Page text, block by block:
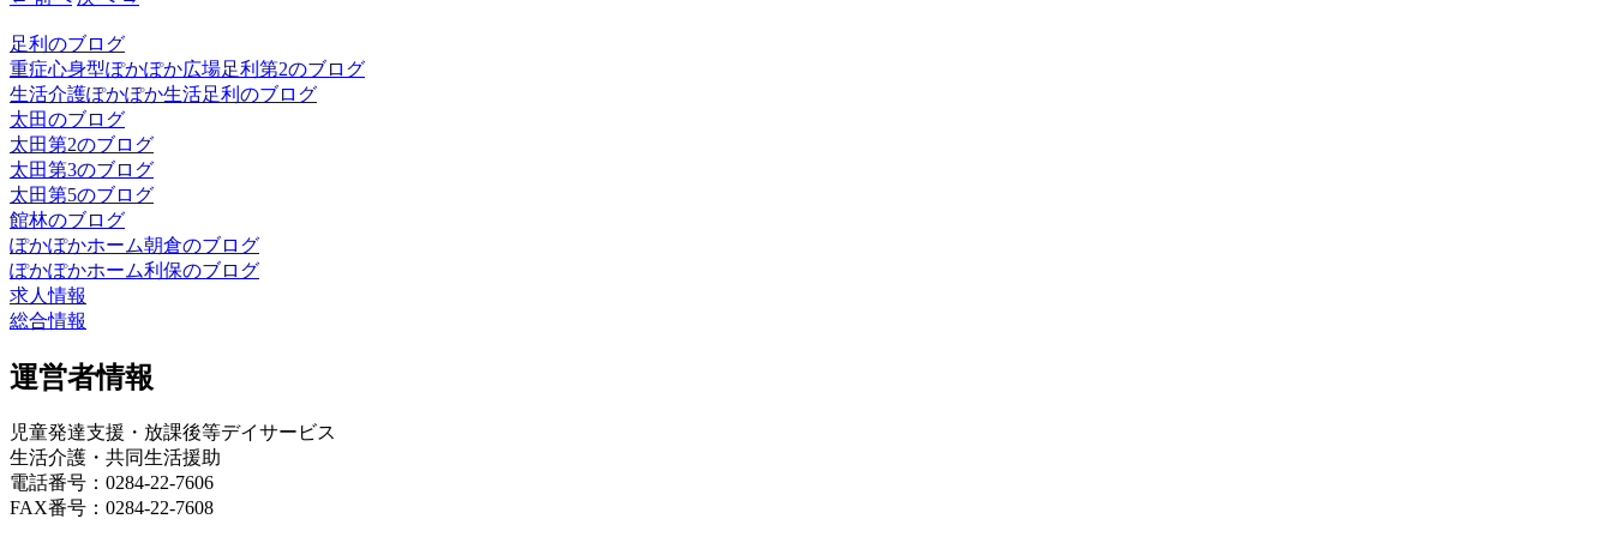
足利のブログ
重症心身型ぽかぽか広場足利第2のブログ
生活介護ぽかぽか生活足利のブログ
太田のブログ
太田第2のブログ
太田第3のブログ
太田第5のブログ
館林のブログ
ぽかぽかホーム朝倉のブログ
ぽかぽかホーム利保のブログ
求人情報
総合情報
運営者情報
児童発達支援・放課後等デイサービス
生活介護・共同生活援助
電話番号：0284-22-7606
FAX番号：0284-22-7608